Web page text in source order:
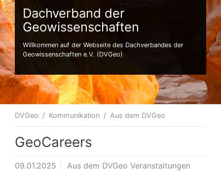
Dachverband der
Geowissenschaften
Willkommen auf der Webseite des Dachverbandes der
Geowissenschaften e.V. (DVGeo)
DVGeo Kommunikation Aus dem DVGeo
GeoCareers
09.01.2025 Aus dem DVGeo Veranstaltungen